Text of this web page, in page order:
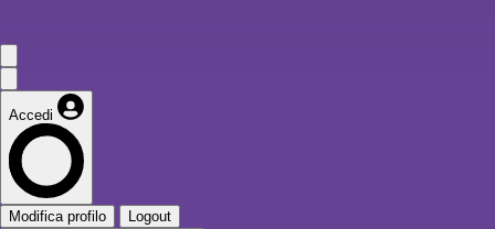
Accedi
Modifica profilo Logout